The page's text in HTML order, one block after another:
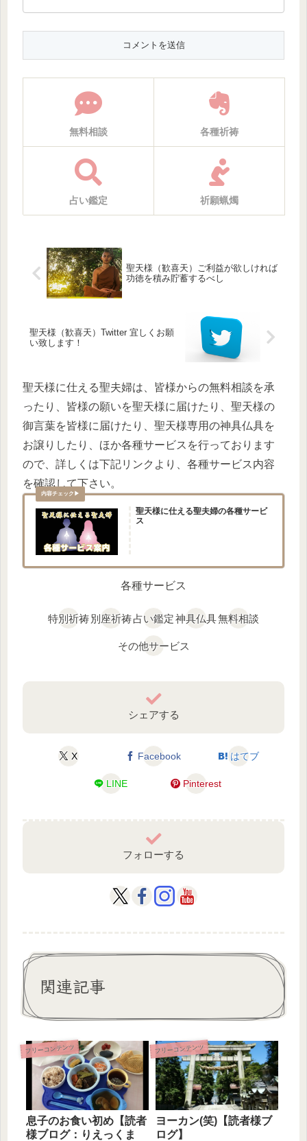
無料相談 各種祈祷
占い鑑定 祈願蝋燭
聖天様（歓喜天）ご利益が欲しければ
功徳を積み貯蓄するべし
聖天様（歓喜天）Twitter 宜しくお願
い致します！
聖天様に仕える聖夫婦は、皆様からの無料相談を承
ったり、皆様の願いを聖天様に届けたり、聖天様の
御言葉を皆様に届けたり、聖天様専用の神具仏具を
お譲りしたり、ほか各種サービスを行っております
ので、詳しくは下記リンクより、各種サービス内容
を確認して下さい。
聖天様に仕える聖夫婦の各種サービ
ス
各種サービス
特別祈祷別座祈祷占い鑑定神具仏具無料相談
その他サービス
シェアする
X Facebook はてブ
LINE Pinterest
フォローする
関連記事
フリーコンテンツ
息子のお食い初め【読者
様ブログ：りえっくま
フリーコンテンツ
ヨーカン(笑)【読者様ブ
ログ】